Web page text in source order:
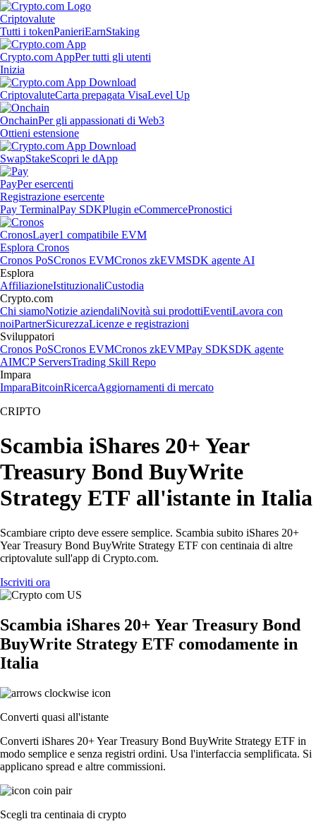
Criptovalute
Tutti i tokenPanieriEarnStaking
Crypto.com AppPer tutti gli utenti
Inizia
CriptovaluteCarta prepagata VisaLevel Up
OnchainPer gli appassionati di Web3
Ottieni estensione
SwapStakeScopri le dApp
PayPer esercenti
Registrazione esercente
Pay TerminalPay SDKPlugin eCommercePronostici
CronosLayer1 compatibile EVM
Esplora Cronos
Cronos PoSCronos EVMCronos zkEVMSDK agente AI
Esplora
AffiliazioneIstituzionaliCustodia
Crypto.com
Chi siamoNotizie aziendaliNovità sui prodottiEventiLavora con
noiPartnerSicurezzaLicenze e registrazioni
Sviluppatori
Cronos PoSCronos EVMCronos zkEVMPay SDKSDK agente
AIMCP ServersTrading Skill Repo
Impara
ImparaBitcoinRicercaAggiornamenti di mercato
CRIPTO
Scambia iShares 20+ Year
Treasury Bond BuyWrite
Strategy ETF all'istante in Italia
Scambiare cripto deve essere semplice. Scambia subito iShares 20+
Year Treasury Bond BuyWrite Strategy ETF con centinaia di altre
criptovalute sull'app di Crypto.com.
Iscriviti ora
Scambia iShares 20+ Year Treasury Bond
BuyWrite Strategy ETF comodamente in
Italia
Converti quasi all'istante
Converti iShares 20+ Year Treasury Bond BuyWrite Strategy ETF in
modo semplice e senza registri ordini. Usa l'interfaccia semplificata. Si
applicano spread e altre commissioni.
Scegli tra centinaia di crypto